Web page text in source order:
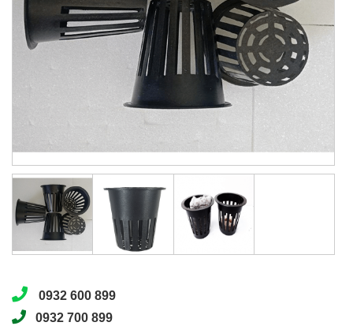
0932 600 899
0932 700 899